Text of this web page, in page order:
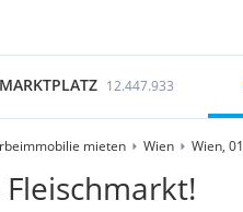
MARKTPLATZ 12.447.933
mieten Wien Wien,